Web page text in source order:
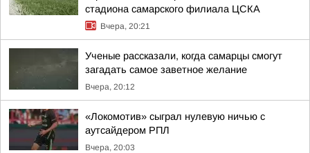
стадиона самарского филиала ЦСКА
Вчера, 20:21
Ученые рассказали, когда самарцы смогут
загадать самое заветное желание
Вчера, 20:12
«Локомотив» сыграл нулевую ничью с
аутсайдером РПЛ
Вчера, 20:03